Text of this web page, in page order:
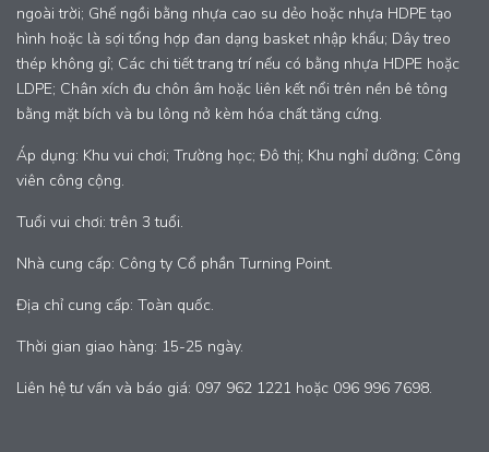
ngoài trời; Ghế ngồi bằng nhựa cao su dẻo hoặc nhựa HDPE tạo
hình hoặc là sợi tổng hợp đan dạng basket nhập khẩu; Dây treo
thép không gỉ; Các chi tiết trang trí nếu có bằng nhựa HDPE hoặc
LDPE; Chân xích đu chôn âm hoặc liên kết nổi trên nền bê tông
bằng mặt bích và bu lông nở kèm hóa chất tăng cứng.
Áp dụng: Khu vui chơi; Trường học; Đô thị; Khu nghỉ dưỡng; Công
viên công cộng.
Tuổi vui chơi: trên 3 tuổi.
Nhà cung cấp: Công ty Cổ phần Turning Point.
Địa chỉ cung cấp: Toàn quốc.
Thời gian giao hàng: 15-25 ngày.
Liên hệ tư vấn và báo giá: 097 962 1221 hoặc 096 996 7698.